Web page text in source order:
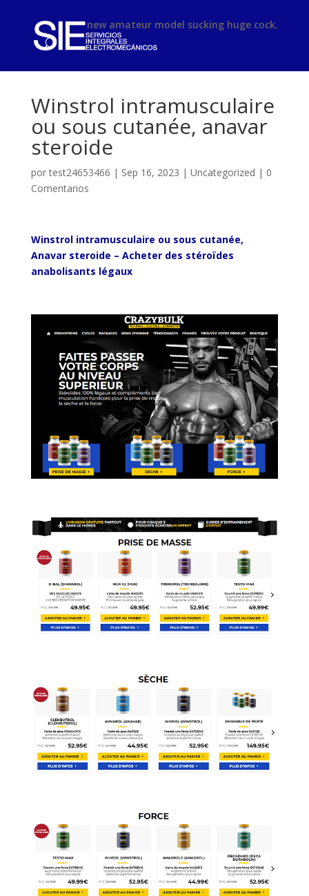
phimsexnew amateur model sucking huge cock.
Winstrol intramusculaire
ou sous cutanée, anavar
steroide
portest24653466 | Sep 16, 2023 | Uncategorized | 0
Comentarios
Winstrol intramusculaire ou sous cutanée,
Anavar steroide – Acheter des stéroïdes
anabolisants légaux